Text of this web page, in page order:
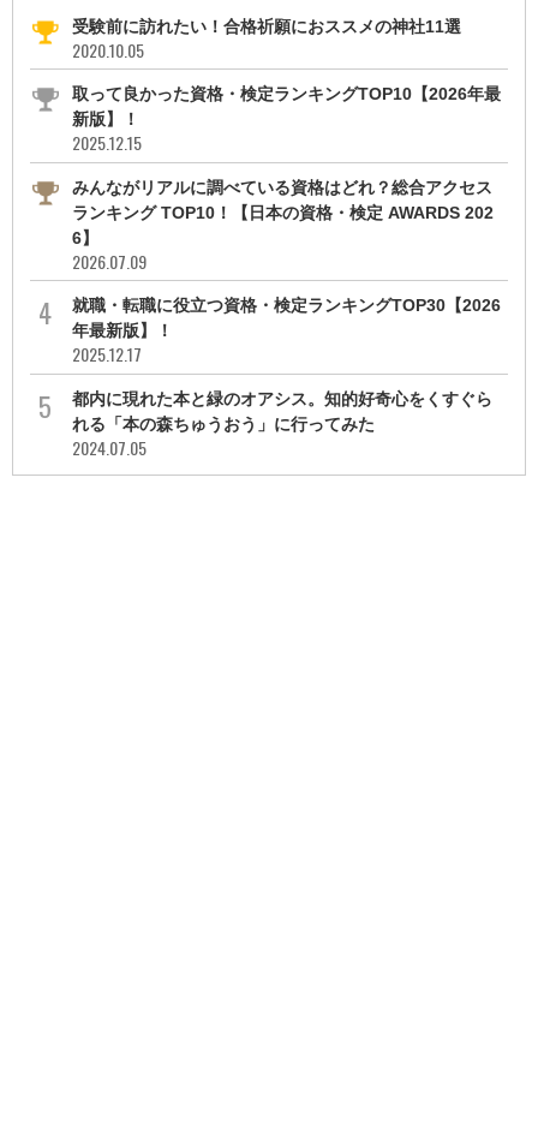
受験前に訪れたい！合格祈願におススメの神社11選
2020.10.05
取って良かった資格・検定ランキングTOP10【2026年最
新版】！
2025.12.15
みんながリアルに調べている資格はどれ？総合アクセス
ランキング TOP10！【日本の資格・検定 AWARDS 202
6】
2026.07.09
就職・転職に役立つ資格・検定ランキングTOP30【2026
年最新版】！
2025.12.17
都内に現れた本と緑のオアシス。知的好奇心をくすぐら
れる「本の森ちゅうおう」に行ってみた
2024.07.05